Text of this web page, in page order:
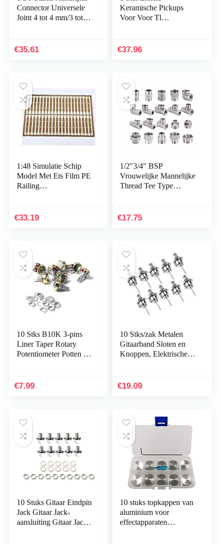
Connector Universele
Joint 4 tot 4 mm/3 tot
Cardan voor FT011
€35.61
Keramische Pickups
Voor Voor Tl
Onderdelen gitaar
€37.96
1:48 Simulatie Schip
Model Met Ets Film PE
Railing
Boot Accessoires,
€33.19
1/2″3/4″ BSP
Vrouwelijke Mannelijke
Thread Tee Type
Butt Joint Adapter
thread)
€17.75
10 Stks B10K 3-pins
Liner Taper Rotary
Potentiometer Potten As
€7.99
10 Stks/zak Metalen
Gitaarband Sloten en
Knoppen, Elektrische
Straplocks…
€19.09
10 Stuks Gitaar Eindpin
Jack Gitaar Jack-
aansluiting Gitaar Jack
10 stuks topkappen van
aluminium voor
effectapparaten